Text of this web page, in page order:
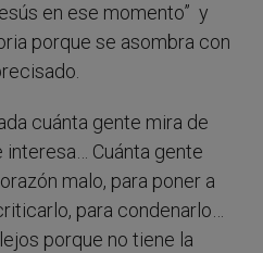
en ese momento” y
porque se asombra con
cuánta gente mira de
interesa… Cuánta gente
malo, para poner a
para condenarlo…
porque no tiene la